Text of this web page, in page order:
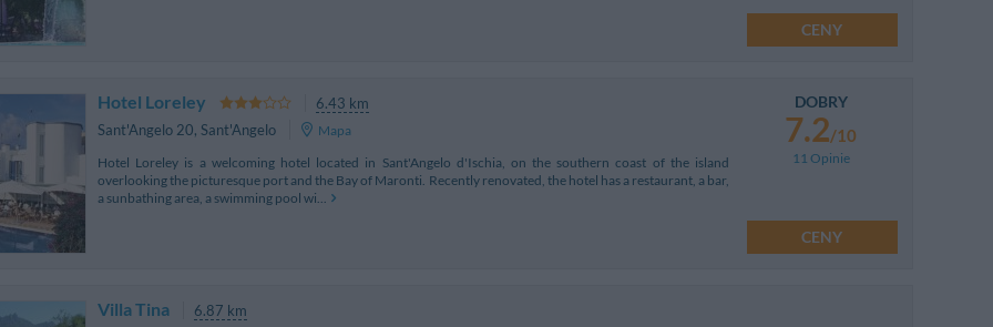
CENY
Hotel Loreley
6.43 km
Sant'Angelo 20, Sant'Angelo
Mapa
Hotel Loreley is a welcoming hotel located in Sant'Angelo d'Ischia, on the southern coast of the island
overlooking the picturesque port and the Bay of Maronti. Recently renovated, the hotel has a restaurant, a bar,
a sunbathing area, a swimming pool wi...
DOBRY
7.2/10
11 Opinie
CENY
Villa Tina
6.87 km